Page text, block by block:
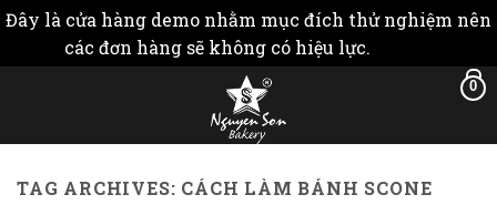
Đây là cửa hàng demo nhằm mục đích thử nghiệm nên
các đơn hàng sẽ không có hiệu lực.
0
TAG ARCHIVES: CÁCH LÀM BÁNH SCONE